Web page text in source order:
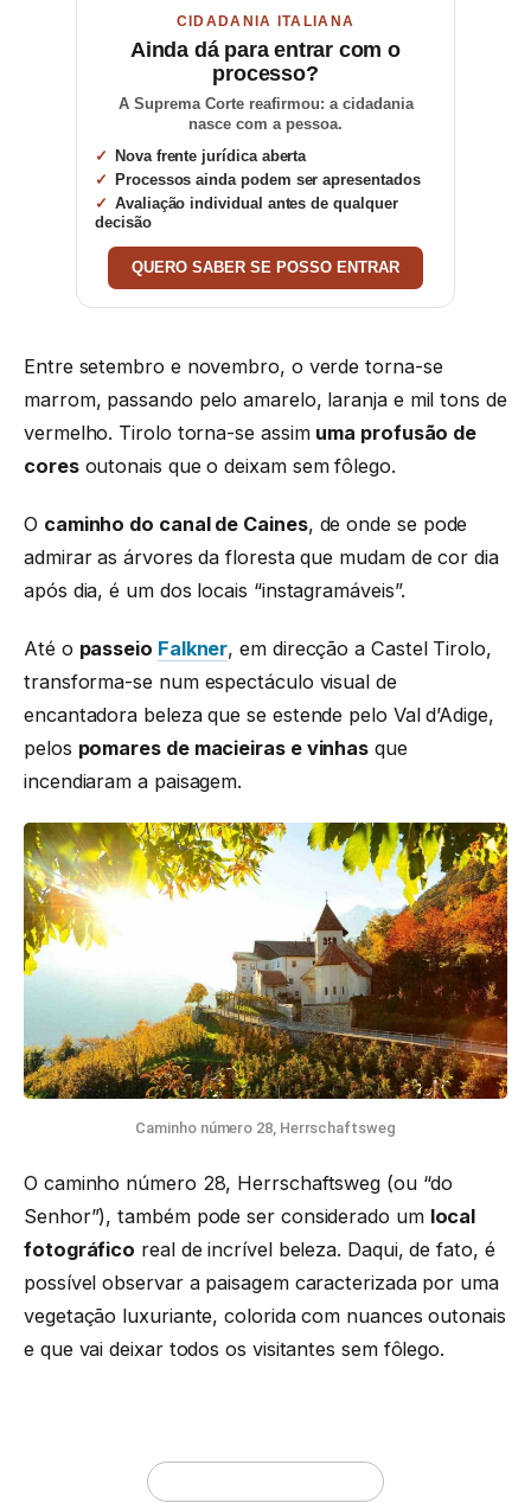
CIDADANIA ITALIANA
Ainda dá para entrar com o
processo?
A Suprema Corte reafirmou: a cidadania
nasce com a pessoa.
Nova frente jurídica aberta
Processos ainda podem ser apresentados
Avaliação individual antes de qualquer
decisão
QUERO SABER SE POSSO ENTRAR
Entre setembro e novembro, o verde torna-se
marrom, passando pelo amarelo, laranja e mil tons de
vermelho. Tirolo torna-se assim uma profusão de
coresoutonais que o deixam sem fôlego.
O caminho do canal de Caines, de onde se pode
admirar as árvores da floresta que mudam de cor dia
após dia, é um dos locais “instagramáveis”.
Até o passeio Falkner, em direcção a Castel Tirolo,
transforma-se num espectáculo visual de
encantadora beleza que se estende pelo Val d’Adige,
pelos pomares de macieiras e vinhas que
incendiaram a paisagem.
Caminho número 28, Herrschaftsweg
O caminho número 28, Herrschaftsweg (ou “do
Senhor”), também pode ser considerado um local
fotográfico real de incrível beleza. Daqui, de fato, é
possível observar a paisagem caracterizada por uma
vegetação luxuriante, colorida com nuances outonais
e que vai deixar todos os visitantes sem fôlego.